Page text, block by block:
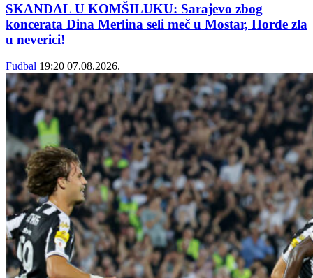
SKANDAL U KOMŠILUKU: Sarajevo zbog
koncerata Dina Merlina seli meč u Mostar, Horde zla
u neverici!
Fudbal 19:20 07.08.2026.